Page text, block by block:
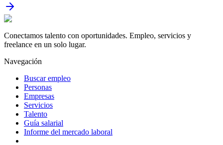
Conectamos talento con oportunidades. Empleo, servicios y
freelance en un solo lugar.
Navegación
Buscar empleo
Personas
Empresas
Servicios
Talento
Guía salarial
Informe del mercado laboral